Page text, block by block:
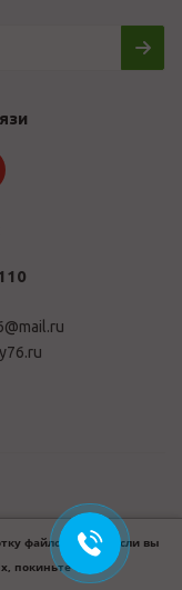
файлов cookie. Если вы
покиньте сайт.